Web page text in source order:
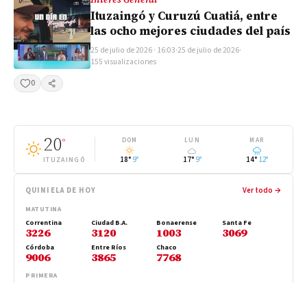
Ituzaingó y Curuzú Cuatiá, entre
las ocho mejores ciudades del país
25 de julio de 2026 · 16:03·25 de julio de 2026·
155 visualizaciones
0
Compartir
20°
ITUZAINGÓ
DOM
18° 9°
LUN
17° 9°
MAR
14° 12°
QUINIELA DE HOY Ver todo →
MATUTINA
Correntina
3226
Ciudad B.A.
3120
Bonaerense
1003
Santa Fe
3069
Córdoba
9006
Entre Ríos
3865
Chaco
7768
PRIMERA